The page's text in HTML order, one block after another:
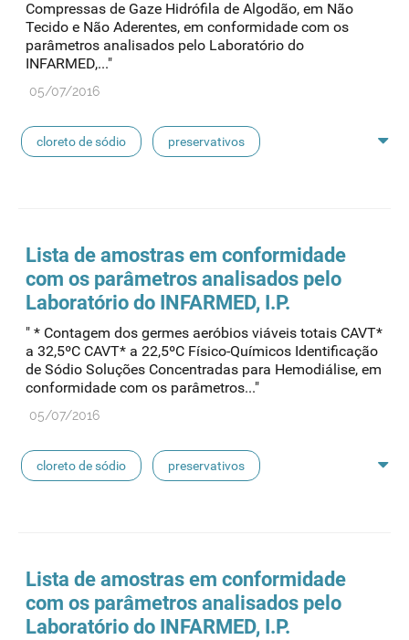
linhas de perfusão desinfetantes
Compressas de Gaze Hidrófila de Algodão, em Não
Tecido e Não Aderentes, em conformidade com os
parâmetros analisados pelo Laboratório do
INFARMED,..."
05/07/2016
cloreto de sódio preservativos
pensos lancetas luvas cirúrgicas
concentrados de hemodiálise lavagem nasal
linhas de perfusão desinfetantes
Lista de amostras em conformidade
com os parâmetros analisados pelo
Laboratório do INFARMED, I.P.
" * Contagem dos germes aeróbios viáveis totais CAVT*
a 32,5ºC CAVT* a 22,5ºC Físico-Químicos Identificação
de Sódio Soluções Concentradas para Hemodiálise, em
conformidade com os parâmetros..."
05/07/2016
cloreto de sódio preservativos
pensos lancetas luvas cirúrgicas
Lista de amostras em conformidade
com os parâmetros analisados pelo
Laboratório do INFARMED, I.P.